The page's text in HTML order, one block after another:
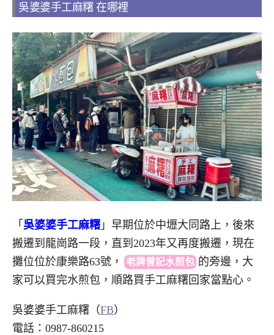
吳婆婆手工麻糬 在哪裡
「 吳婆婆手工麻糬 」早期位於中壢大同路上，後來
搬遷到龍崗路一段，直到2023年又再度搬遷，現在
攤位位於康樂路63號 ， 老牌曾記水煎包 的旁邊，大
家可以買完水煎包，順路買手工麻糬回家當點心。
吳婆婆手工麻糬（FB）
電話：0987-860215